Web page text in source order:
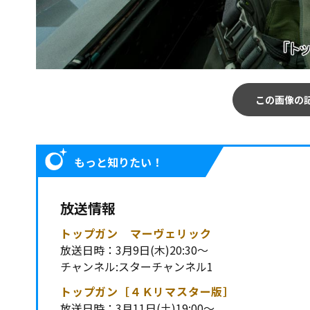
この画像の
もっと知りたい！
放送情報
トップガン マーヴェリック
放送日時：3月9日(木)20:30～
チャンネル:スターチャンネル1
トップガン［４Ｋリマスター版］